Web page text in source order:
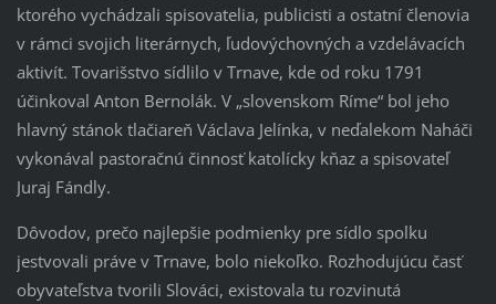
ktorého vychádzali spisovatelia, publicisti a ostatní členovia
v rámci svojich literárnych, ľudovýchovných a vzdelávacích
aktivít. Tovarišstvo sídlilo v Trnave, kde od roku 1791
účinkoval Anton Bernolák. V „slovenskom Ríme“ bol jeho
hlavný stánok tlačiareň Václava Jelínka, v neďalekom Naháči
vykonával pastoračnú činnosť katolícky kňaz a spisovateľ
Juraj Fándly.
Dôvodov, prečo najlepšie podmienky pre sídlo spolku
jestvovali práve v Trnave, bolo niekoľko. Rozhodujúcu časť
obyvateľstva tvorili Slováci, existovala tu rozvinutá